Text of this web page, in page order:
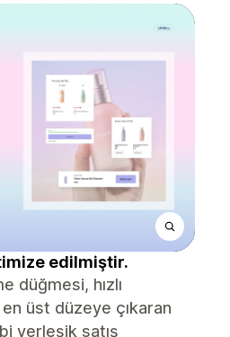
edilmiştir.
düğmesi, hızlı
üst düzeye çıkaran
yerleşik satış